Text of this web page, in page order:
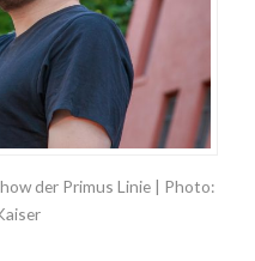
der Primus Linie | Photo: